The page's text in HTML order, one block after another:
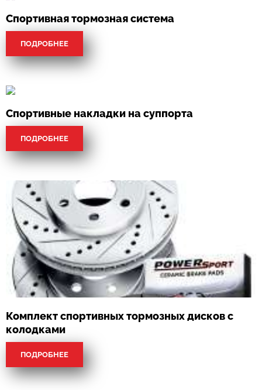
Спортивная тормозная система
ПОДРОБНЕЕ
Спортивные накладки на суппорта
ПОДРОБНЕЕ
Комплект спортивных тормозных дисков с
колодками
ПОДРОБНЕЕ